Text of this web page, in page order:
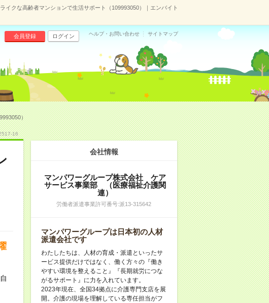
イクな高齢者マンションで生活サポート（109993050）｜エンバイト
会員登録 ログイン ヘルプ・お問い合わせ サイトマップ
）
16
会社情報
マンパワーグループ株式会社 ケア
サービス事業部 （医療福祉介護関
連）
労働者派遣事業許可番号:派13-315642
マンパワーグループは日本初の人材
派遣会社です
わたしたちは、人材の育成・派遣といったサ
ービス提供だけではなく、働く方々の『働き
やすい環境を整えること』『長期就労につな
がるサポート』に力を入れています。
2023年現在、全国34拠点に介護専門支店を展
開。介護の現場を理解している専任担当がフ